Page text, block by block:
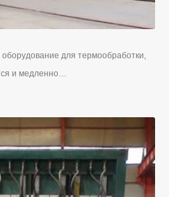
для термообработки,
и медленно…